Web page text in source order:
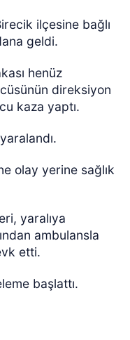
ilçesine bağlı
geldi.
henüz
direksiyon
kaza yaptı.
olay yerine sağlık
yaralıya
ambulansla
etti.
başlattı.